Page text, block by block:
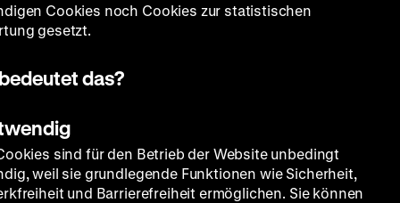
Cookies noch Cookies zur statistischen
gesetzt.
das?
sind für den Betrieb der Website unbedingt
weil sie grundlegende Funktionen wie Sicherheit,
und Barrierefreiheit ermöglichen. Sie können